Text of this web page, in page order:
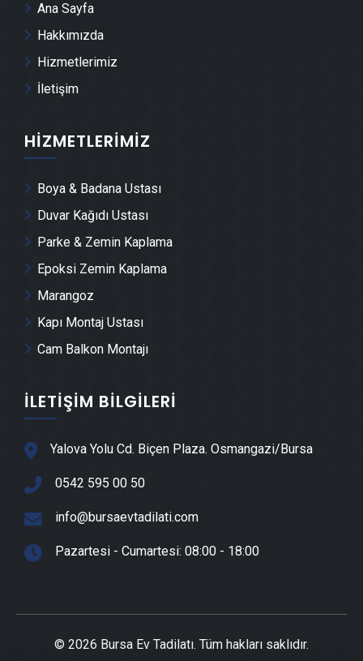
Ataevler Dolap & Mobilya İmalatı
Ataevler Dış Cephe Kaplama Ustası
Ataevler Duvar Çıtası Ustası
Ataevler Havuz Yapımı
Ataevler Cam Montajı
Ataevler Ayna Montajı
Ataevler Hafriyat & Moloz Atımı
Ataevler Seramik Ustası
Ataevler Teras Kapatma
Ana Sayfa
Hakkımızda
Hizmetlerimiz
İletişim
HIZMETLERIMIZ
Boya & Badana Ustası
Duvar Kağıdı Ustası
Parke & Zemin Kaplama
Epoksi Zemin Kaplama
Marangoz
Kapı Montaj Ustası
Cam Balkon Montajı
İLETIŞIM BILGILERI
Yalova Yolu Cd. Biçen Plaza. Osmangazi/Bursa
0542 595 00 50
info@bursaevtadilati.com
Pazartesi - Cumartesi: 08:00 - 18:00
© 2026 Bursa Ev Tadilatı. Tüm hakları saklıdır.